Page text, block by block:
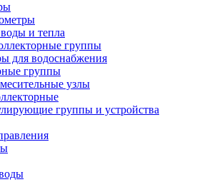
и тепла
группы
для водоснабжения
группы
узлы
группы и устройства